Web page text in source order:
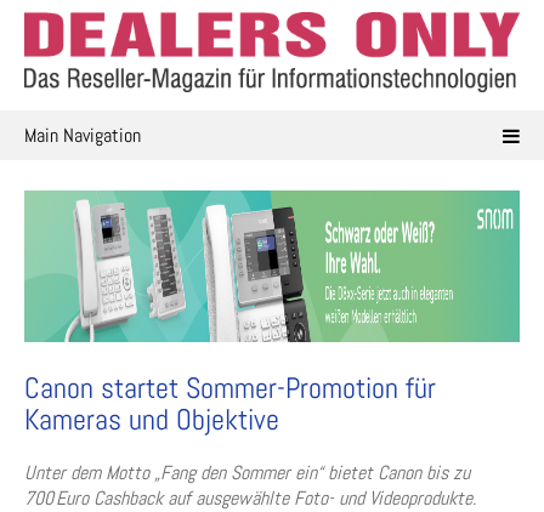
Skip
content
Main Navigation
Canon startet Sommer-Promotion für
Kameras und Objektive
Unter dem Motto „Fang den Sommer ein“ bietet Canon bis zu
700 Euro Cashback auf ausgewählte Foto- und Videoprodukte.